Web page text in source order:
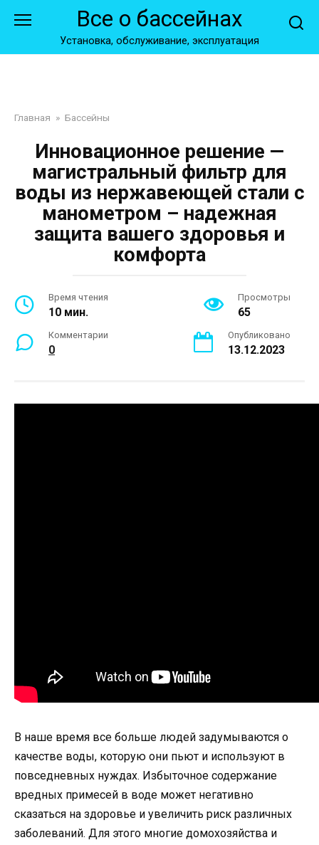
Все о бассейнах
Установка, обслуживание, эксплуатация
Главная » Бассейны
Инновационное решение —
магистральный фильтр для
воды из нержавеющей стали с
манометром – надежная
защита вашего здоровья и
комфорта
Время чтения
10 мин.
Просмотры
65
Комментарии
0
Опубликовано
13.12.2023
В наше время все больше людей задумываются о
качестве воды, которую они пьют и используют в
повседневных нуждах. Избыточное содержание
вредных примесей в воде может негативно
сказаться на здоровье и увеличить риск различных
заболеваний. Для этого многие домохозяйства и